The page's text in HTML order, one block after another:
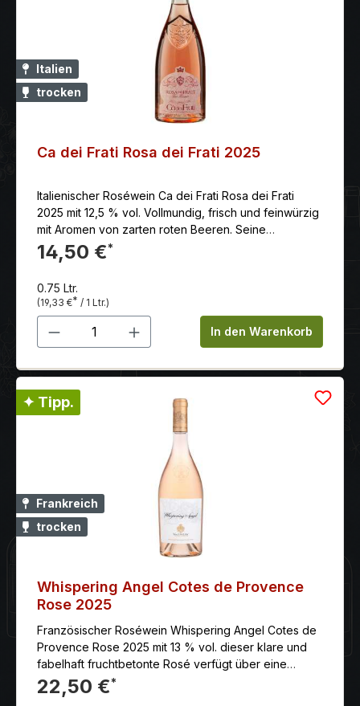
ein perfekter Begleiter zu leichten Sommergerichten
wie Salaten, Fisch oder Geflügel. Der Wein passt aber
auch gut zu pikanten Speisen oder als Aperitif. Er ist
ein erfrischender und leichter Wein, der ideal für
warme Tage und Abende im Freien ist.
Italien
trocken
Ca dei Frati Rosa dei Frati 2025
Italienischer Roséwein Ca dei Frati Rosa dei Frati
2025 mit 12,5 % vol. Vollmundig, frisch und feinwürzig
mit Aromen von zarten roten Beeren. Seine
Leichtigkeit und lebhafte Säure lädt zum
unbekümmerten Trinken ein.
14,50 €*
0.75 Ltr.
(19,33 €* / 1 Ltr.)
Produkt Anzahl: Gib denIn den Warenkorb
✦ Tipp.
Frankreich
trocken
Whispering Angel Cotes de Provence
Rose 2025
Französischer Roséwein Whispering Angel Cotes de
Provence Rose 2025 mit 13 % vol. dieser klare und
fabelhaft fruchtbetonte Rosé verfügt über eine
unvergleichliche Anmut. Im Duft rote Früchte, Blüten,
am Gaumen ein eleganter mineralischer Hauch, das
22,50 €*